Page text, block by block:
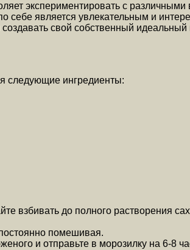
экспериментировать с
себе является увлекательным и
создавать свой собственный
следующие ингредиенты:
взбивать до полного растворения
помешивая.
и отправьте в морозилку на 6-8